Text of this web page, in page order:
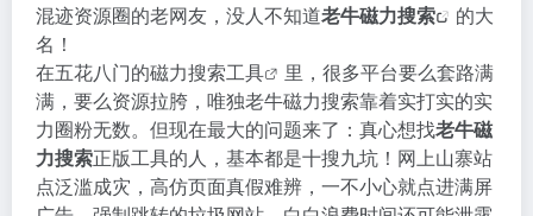
混迹资源圈的老网友，没人不知道老牛磁力搜索
的大
名！
在五花八门的磁力搜索工具
里，很多平台要么套路满
满，要么资源拉胯，唯独老牛磁力搜索靠着实打实的实
力圈粉无数。但现在最大的问题来了：真心想找老牛磁
力搜索正版工具的人，基本都是十搜九坑！网上山寨站
点泛滥成灾，高仿页面真假难辨，一不小心就点进满屏